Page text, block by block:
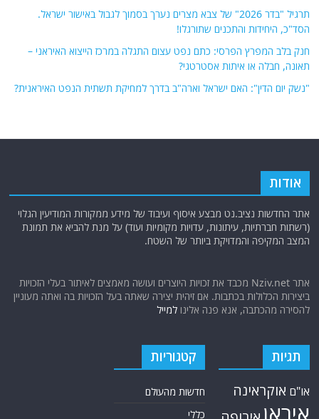
תרגיל "בדר 2026" של צבא מצרים נערך בסמוך לגבול באישור ישראל.
הסד"כ, היחידות והתכנים שתורגלו!
חנק בלב המפרץ הפרסי: כתם נפט עצום התגלה במרכז הייצוא האיראני –
תאונה, חבלה או איתות אסטרטגי?
"נשק יום הדין": האם ישראל וארה"ב בדרך למחיקת תשתית הנפט האיראנית?
אודות
אתר החדשות נציב.נט מבצע איסוף ועיבוד של מידע ממקורות המודיעין הגלוי
(רשתות חברתיות, עיתונות, עדויות מקומיות ועוד) על מנת להביא את תמונת
המצב המקיפה והמדויקת ביותר של השטח.
אתר Nziv.net מכבד את זכויות היוצרים ועושה מאמצים לאיתור בעלי הזכויות
ביצירות הכלולות בכתבות. אם זיהית יצירה שאתה בעל הזכויות בה ואתה מעוניין
להסירה מהכתבה, אנא פנה אלינולמייל
תגיות
או"ם אוקראינה
קטגוריות
חדשות מהעולם
כללי